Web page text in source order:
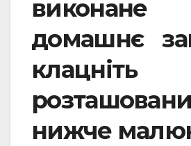
домашнє
нижче